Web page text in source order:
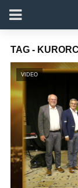
TAG -
VIDEO